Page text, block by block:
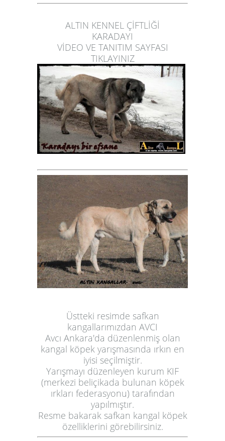
ALTIN KENNEL ÇİFTLİĞİ
KARADAYI
VİDEO VE TANITIM SAYFASI
TIKLAYINIZ
Üstteki resimde safkan
kangallarımızdan AVCI
Avcı Ankara'da düzenlenmiş olan
kangal köpek yarışmasında ırkın en
iyisi seçilmiştir.
Yarışmayı düzenleyen kurum KIF
(merkezi beliçikada bulunan köpek
ırkları federasyonu) tarafından
yapılmıştır.
Resme bakarak safkan kangal köpek
özelliklerini görebilirsiniz.